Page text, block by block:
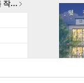
뮤지컬 〈휴남동 서점〉X 황보름 작가 북토크